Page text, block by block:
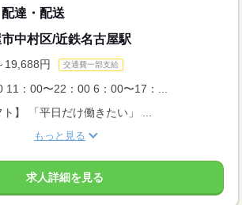
配達・配送
中村区/近鉄名古屋駅
19,688円 交通費一部支給
11：00〜22：00 6：00〜17：...
ト】 「平日だけ働きたい」 ...
もっと見る
求人詳細を見る